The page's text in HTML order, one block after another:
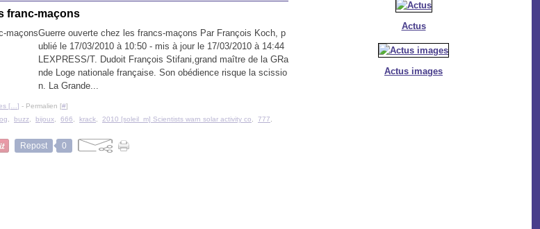
franc-maçons
Guerre ouverte chez les francs-maçons Par François Koch, p
ublié le 17/03/2010 à 10:50 - mis à jour le 17/03/2010 à 14:44
LEXPRESS/T. Dudoit François Stifani,grand maître de la GRa
nde Loge nationale française. Son obédience risque la scissio
n. La Grande...
[ ] - Permalien [#]
buzz bijoux 666 krack 2010 [soleil_m] Scientists warn solar activity co 777
Repost 0
Actus
Actus images